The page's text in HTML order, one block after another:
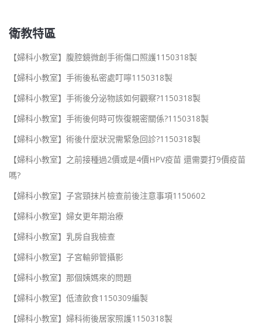
衛教特區
【婦科小教室】腹腔鏡微創手術傷口照護1150318製
【婦科小教室】手術後私密處叮嚀1150318製
【婦科小教室】手術後分泌物該如何觀察?1150318製
【婦科小教室】手術後何時可恢復親密關係?1150318製
【婦科小教室】術後什麼狀況需緊急回診?1150318製
【婦科小教室】之前接種過2價或是4價HPV疫苗 還需要打9價疫苗
嗎?
【婦科小教室】子宮頸抹片檢查前後注意事項1150602
【婦科小教室】婦女更年期治療
【婦科小教室】乳房自我檢查
【婦科小教室】子宮輸卵管攝影
【婦科小教室】那個姨媽來的問題
【婦科小教室】低渣飲食1150309編製
【婦科小教室】婦科術後居家照護1150318製